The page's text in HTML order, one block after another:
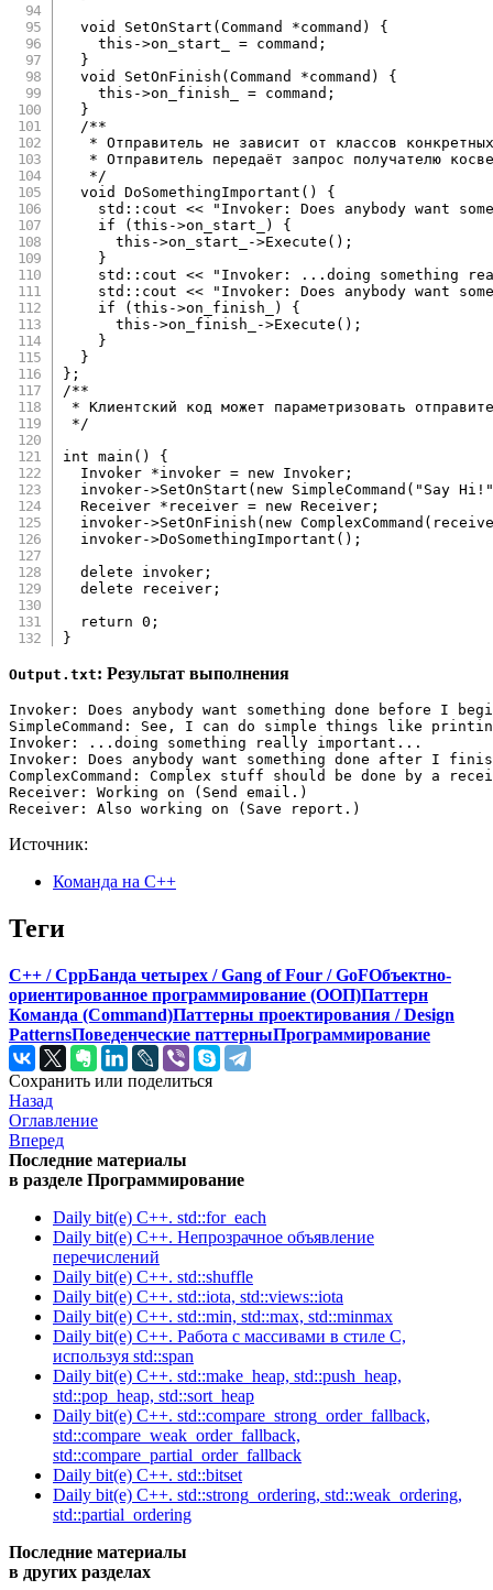
void
SetOnStart (Command *command )
{
this ->on_start_ = command ;
}
void
SetOnFinish (Command *command )
{
this ->on_finish_ = command ;
}
/**
* Отправитель не зависит от классов
* Отправитель передаёт запрос получателю
   */
void
DoSomethingImportant ( )
{
    std
:: cout <<
"Invoker: Does anybody want
if
(this ->on_start_ )
{
this ->on_start_ ->Execute ( ) ;
}
    std
:: cout <<
"Invoker: ...doing something
    std
:: cout <<
"Invoker: Does anybody want
if
(this ->on_finish_ )
{
this ->on_finish_ ->Execute ( ) ;
}
}
} ;
/**
* Клиентский код может параметризовать
*/
int
main ( )
{
  Invoker
*invoker = new Invoker ;
  invoker
->SetOnStart ( new SimpleCommand ( "Say
  Receiver
* receiver = new Receiver ;
  invoker
->SetOnFinish ( new ComplexCommand (
  invoker
->DoSomethingImportant ( ) ;
delete invoker ;
delete receiver ;
return
0 ;
}
Output.txt: Результат выполнения
Invoker: Does anybody want something done before I
SimpleCommand: See, I can do simple things like
Invoker: ...doing something really important...
Invoker: Does anybody want something done after I
ComplexCommand: Complex stuff should be done by a
Receiver: Working on (Send email.)
Receiver: Also working on (Save report.)
Источник:
Команда на C++
Теги
C++ / CppБанда четырех / Gang of Four / GoFОбъектно-
ориентированное программирование (ООП)Паттерн
Команда (Command)Паттерны проектирования / Design
PatternsПоведенческие паттерныПрограммирование
Сохранить или поделиться
Назад
Оглавление
Вперед
Последние материалы
в разделе Программирование
Daily bit(e) C++. std::for_each
Daily bit(e) C++. Непрозрачное объявление
перечислений
Daily bit(e) C++. std::shuffle
Daily bit(e) C++. std::iota, std::views::iota
Daily bit(e) C++. std::min, std::max, std::minmax
Daily bit(e) C++. Работа с массивами в стиле C,
используя std::span
Daily bit(e) C++. std::make_heap, std::push_heap,
std::pop_heap, std::sort_heap
Daily bit(e) C++. std::compare_strong_order_fallback,
std::compare_weak_order_fallback,
std::compare_partial_order_fallback
Daily bit(e) C++. std::bitset
Daily bit(e) C++. std::strong_ordering, std::weak_ordering,
std::partial_ordering
Последние материалы
в других разделах